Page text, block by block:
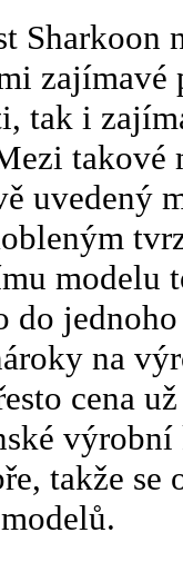
Sharkoon
zajímavé
tak i
takové
uvedený
modelu
do
na
cena
takže se